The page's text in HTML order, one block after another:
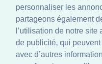
personnaliser les
partageons également
l’utilisation de notre
de publicité, qui
avec d’autres